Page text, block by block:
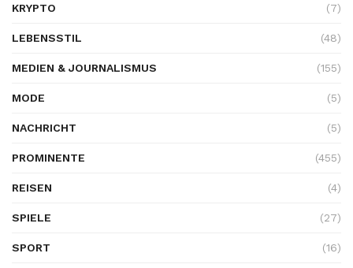
KRYPTO (7)
LEBENSSTIL (48)
MEDIEN & JOURNALISMUS (155)
MODE (5)
NACHRICHT (5)
PROMINENTE (455)
REISEN (4)
SPIELE (27)
SPORT (16)